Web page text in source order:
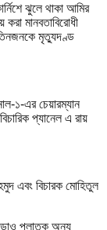
ঝুলে থাকা আমির
মানবতাবিরোধী
তিনজনকে মৃত্যুদণ্ড
১-এর চেয়ারম্যান
প্যানেল এ রায়
এবং বিচারক মোহিতুল
পলাতক অন্য